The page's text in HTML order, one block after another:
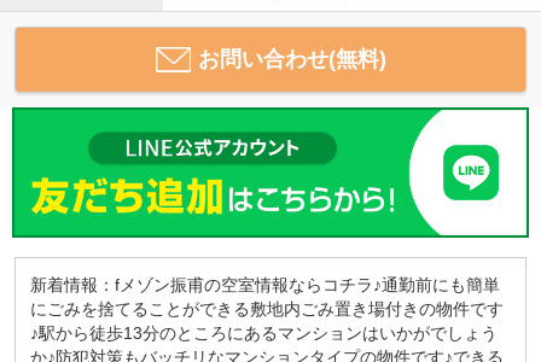
お問い合わせ(無料)
新着情報：fメゾン振甫の空室情報ならコチラ♪通勤前にも簡単
にごみを捨てることができる敷地内ごみ置き場付きの物件です
♪駅から徒歩13分のところにあるマンションはいかがでしょう
か♪防犯対策もバッチリなマンションタイプの物件です♪できる